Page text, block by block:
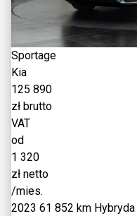
Sportage
Kia
125 890
zł brutto
VAT
od
1 320
zł netto
/mies.
2023 61 852 km Hybryda